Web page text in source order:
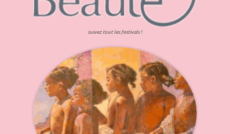
suivez tout les festivals !